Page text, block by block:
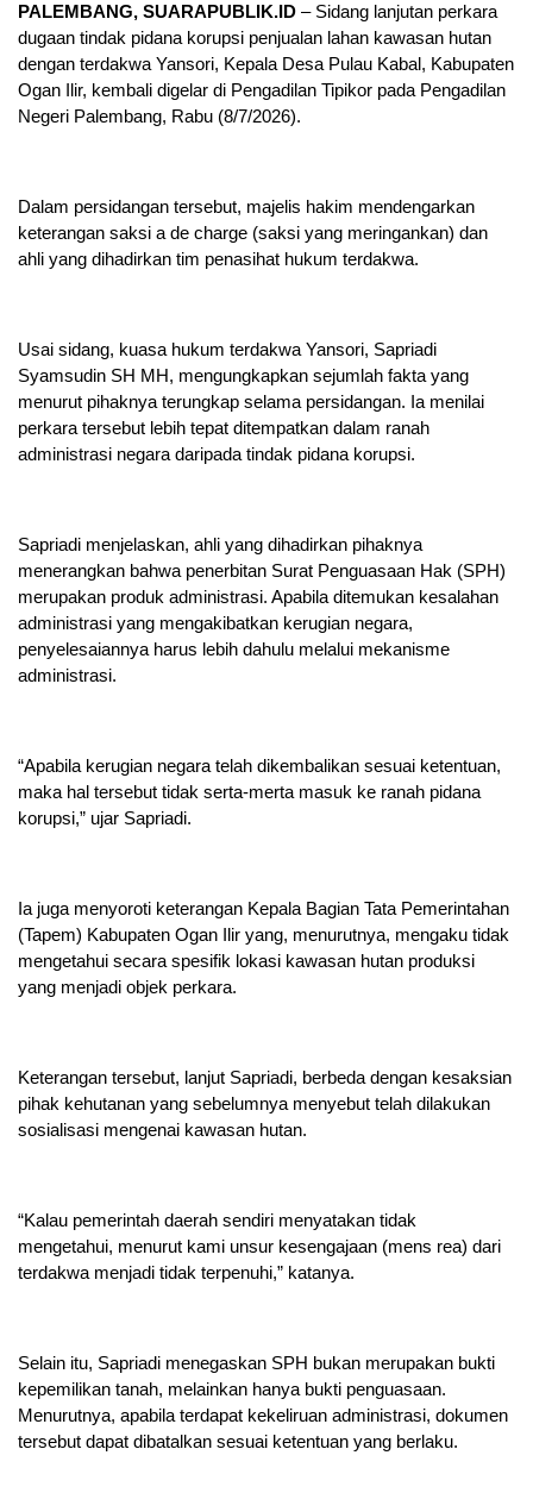
PALEMBANG, SUARAPUBLIK.ID – Sidang lanjutan perkara
dugaan tindak pidana korupsi penjualan lahan kawasan hutan
dengan terdakwa Yansori, Kepala Desa Pulau Kabal, Kabupaten
Ogan Ilir, kembali digelar di Pengadilan Tipikor pada Pengadilan
Negeri Palembang, Rabu (8/7/2026).
Dalam persidangan tersebut, majelis hakim mendengarkan
keterangan saksi a de charge (saksi yang meringankan) dan
ahli yang dihadirkan tim penasihat hukum terdakwa.
Usai sidang, kuasa hukum terdakwa Yansori, Sapriadi
Syamsudin SH MH, mengungkapkan sejumlah fakta yang
menurut pihaknya terungkap selama persidangan. Ia menilai
perkara tersebut lebih tepat ditempatkan dalam ranah
administrasi negara daripada tindak pidana korupsi.
Sapriadi menjelaskan, ahli yang dihadirkan pihaknya
menerangkan bahwa penerbitan Surat Penguasaan Hak (SPH)
merupakan produk administrasi. Apabila ditemukan kesalahan
administrasi yang mengakibatkan kerugian negara,
penyelesaiannya harus lebih dahulu melalui mekanisme
administrasi.
“Apabila kerugian negara telah dikembalikan sesuai ketentuan,
maka hal tersebut tidak serta-merta masuk ke ranah pidana
korupsi,” ujar Sapriadi.
Ia juga menyoroti keterangan Kepala Bagian Tata Pemerintahan
(Tapem) Kabupaten Ogan Ilir yang, menurutnya, mengaku tidak
mengetahui secara spesifik lokasi kawasan hutan produksi
yang menjadi objek perkara.
Keterangan tersebut, lanjut Sapriadi, berbeda dengan kesaksian
pihak kehutanan yang sebelumnya menyebut telah dilakukan
sosialisasi mengenai kawasan hutan.
“Kalau pemerintah daerah sendiri menyatakan tidak
mengetahui, menurut kami unsur kesengajaan (mens rea) dari
terdakwa menjadi tidak terpenuhi,” katanya.
Selain itu, Sapriadi menegaskan SPH bukan merupakan bukti
kepemilikan tanah, melainkan hanya bukti penguasaan.
Menurutnya, apabila terdapat kekeliruan administrasi, dokumen
tersebut dapat dibatalkan sesuai ketentuan yang berlaku.